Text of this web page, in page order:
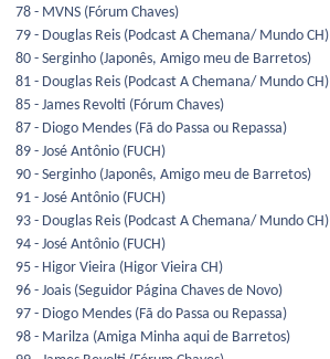
78 - MVNS (Fórum Chaves)
79 - Douglas Reis (Podcast A Chemana/ Mundo CH)
80 - Serginho (Japonês, Amigo meu de Barretos)
81 - Douglas Reis (Podcast A Chemana/ Mundo CH)
85 - James Revolti (Fórum Chaves)
87 - Diogo Mendes (Fã do Passa ou Repassa)
89 - José Antônio (FUCH)
90 - Serginho (Japonês, Amigo meu de Barretos)
91 - José Antônio (FUCH)
93 - Douglas Reis (Podcast A Chemana/ Mundo CH)
94 - José Antônio (FUCH)
95 - Higor Vieira (Higor Vieira CH)
96 - Joais (Seguidor Página Chaves de Novo)
97 - Diogo Mendes (Fã do Passa ou Repassa)
98 - Marilza (Amiga Minha aqui de Barretos)